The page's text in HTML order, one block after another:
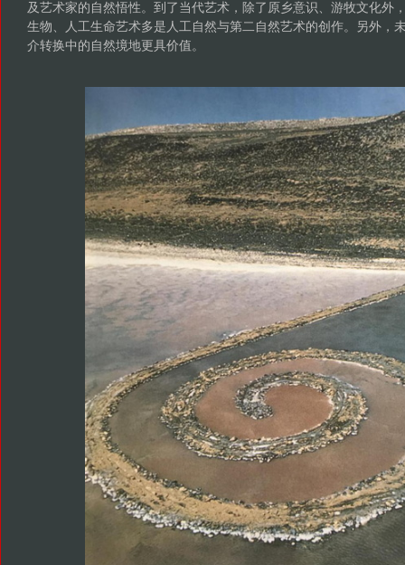
及艺术家的自然悟性。到了当代艺术，除了原乡意识、游牧文化外
生物、人工生命艺术多是人工自然与第二自然艺术的创作。另外，
介转换中的自然境地更具价值。